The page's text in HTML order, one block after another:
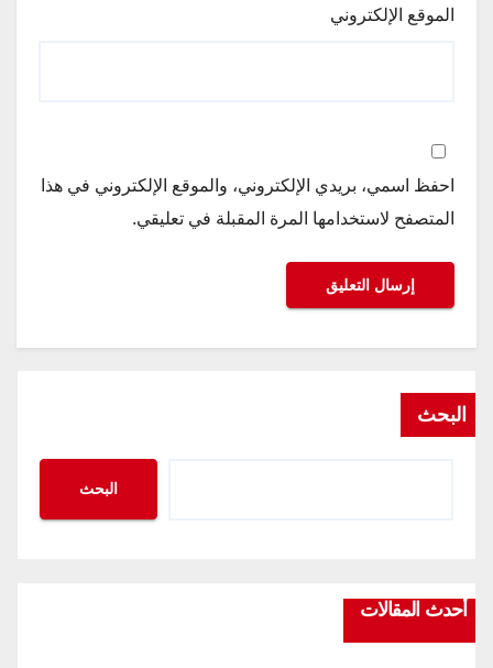
الموقع الإلكتروني
احفظ اسمي، بريدي الإلكتروني، والموقع الإلكتروني في هذا
المتصفح لاستخدامها المرة المقبلة في تعليقي.
البحث
البحث
أحدث المقالات